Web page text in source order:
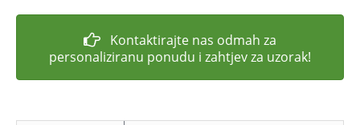
Kontaktirajte nas odmah za
personaliziranu ponudu i zahtjev za uzorak!